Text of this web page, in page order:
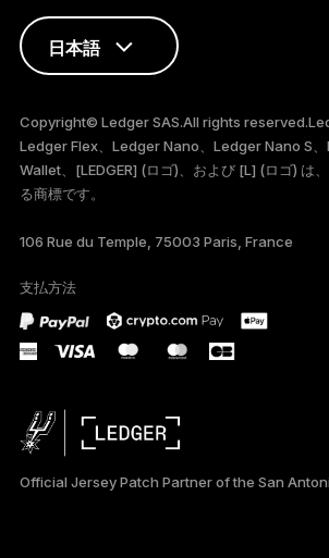
日本語
Copyright© Ledger SAS.All rights
Ledger Flex、Ledger Nano、Ledger Nano S
Wallet、[LEDGER] (ロゴ)、および [L] (ロゴ) は
る商標です。
106 Rue du Temple, 75003 Paris, France
支払方法
Official Jersey Patch Partner of the San